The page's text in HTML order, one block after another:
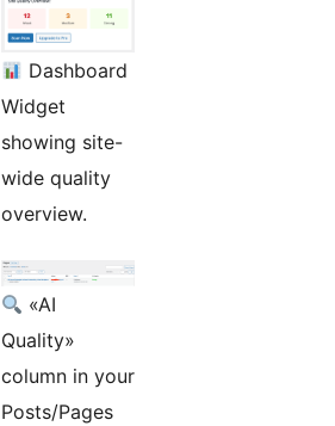
Dashboard
Widget
showing site-
wide quality
overview.
«AI
Quality»
column in your
Posts/Pages